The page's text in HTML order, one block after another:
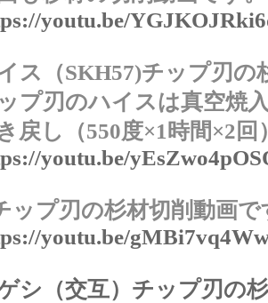
youtu.be/
ス（SKH57)チップ刃の
プ刃のハイスは真空焼
戻し（550度×1時間×2
youtu.be/
ップ刃の杉材切削動画で
youtu.be/
シ（交互）チップ刃の